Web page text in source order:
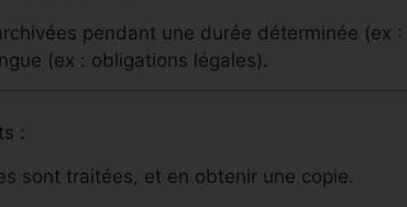
pendant une durée déterminée (ex
(ex : obligations légales).
:
sont traitées, et en obtenir une copie.